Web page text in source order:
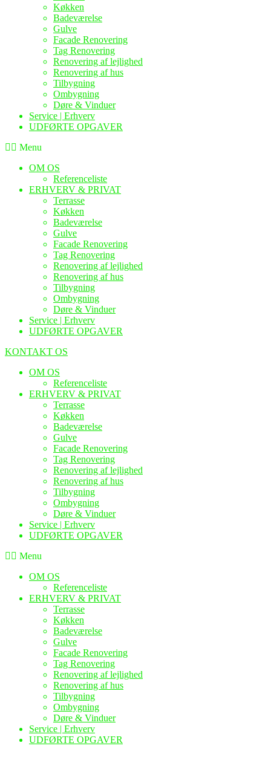
Køkken
Badeværelse
Gulve
Facade Renovering
Tag Renovering
Renovering af lejlighed
Renovering af hus
Tilbygning
Ombygning
Døre & Vinduer
Service | Erhverv
UDFØRTE OPGAVER
Menu
OM OS
Referenceliste
ERHVERV & PRIVAT
Terrasse
Køkken
Badeværelse
Gulve
Facade Renovering
Tag Renovering
Renovering af lejlighed
Renovering af hus
Tilbygning
Ombygning
Døre & Vinduer
Service | Erhverv
UDFØRTE OPGAVER
KONTAKT OS
OM OS
Referenceliste
ERHVERV & PRIVAT
Terrasse
Køkken
Badeværelse
Gulve
Facade Renovering
Tag Renovering
Renovering af lejlighed
Renovering af hus
Tilbygning
Ombygning
Døre & Vinduer
Service | Erhverv
UDFØRTE OPGAVER
Menu
OM OS
Referenceliste
ERHVERV & PRIVAT
Terrasse
Køkken
Badeværelse
Gulve
Facade Renovering
Tag Renovering
Renovering af lejlighed
Renovering af hus
Tilbygning
Ombygning
Døre & Vinduer
Service | Erhverv
UDFØRTE OPGAVER